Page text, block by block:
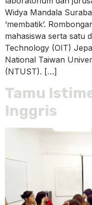
Widya Mandala
‘membatik’.
mahasiswa serta satu
Technology (OIT)
National Taiwan
(NTUST). […]
Tamu
Inggris